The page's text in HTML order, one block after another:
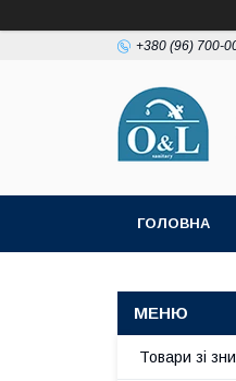
+380 (96) 700-
ГОЛОВНА
Товари зі